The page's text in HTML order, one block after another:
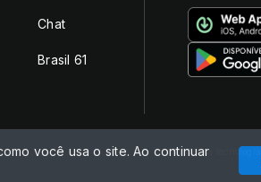
Chat
Brasil 61
Com a tecnologia
você usa o site. Ao continuar